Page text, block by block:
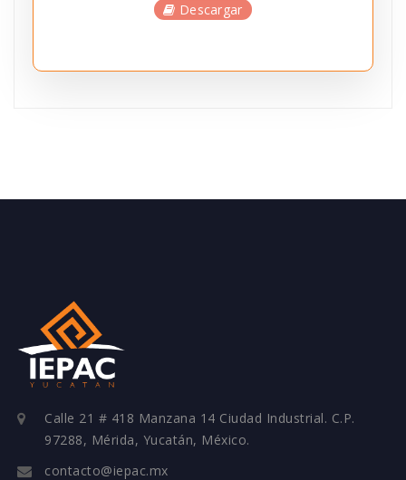
Descargar
Calle 21 # 418 Manzana 14 Ciudad Industrial. C.P.
97288, Mérida, Yucatán, México.
contacto@iepac.mx